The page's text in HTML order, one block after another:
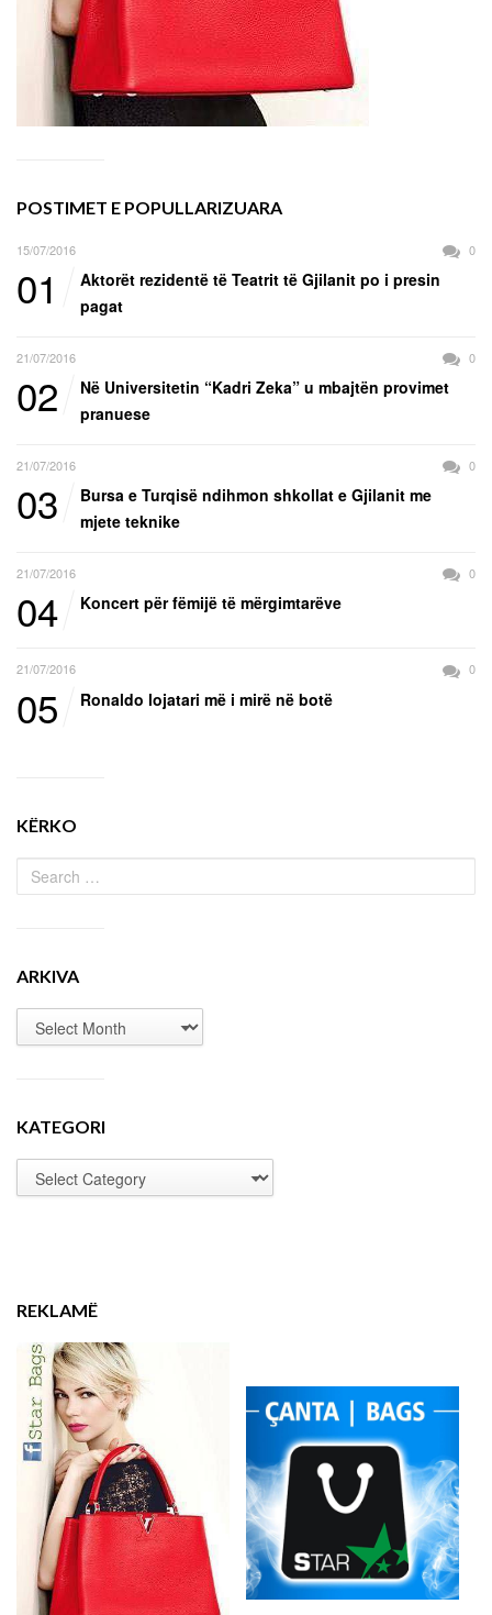
POSTIMET E POPULLARIZUARA
15/07/2016 0
01
Aktorët rezidentë të Teatrit të Gjilanit po i presin
pagat
21/07/2016 0
02
Në Universitetin “Kadri Zeka” u mbajtën provimet
pranuese
21/07/2016 0
03
Bursa e Turqisë ndihmon shkollat e Gjilanit me
mjete teknike
21/07/2016 0
04 Koncert për fëmijë të mërgimtarëve
21/07/2016 0
05 Ronaldo lojatari më i mirë në botë
KËRKO
ARKIVA
KATEGORI
REKLAMË